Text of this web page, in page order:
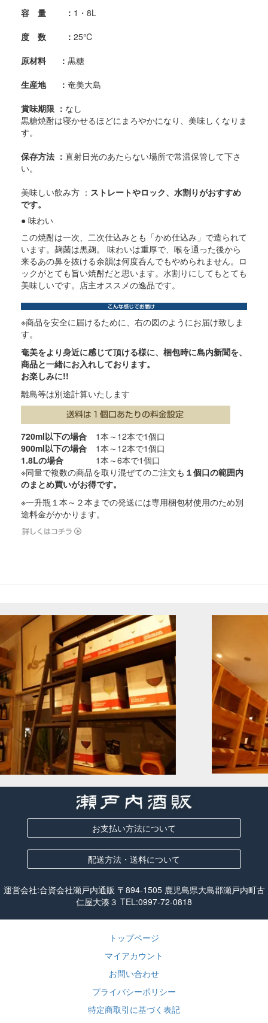
容 量 ： 1・8L
度 数 ： 25℃
原材料 ： 黒糖
生産地 ： 奄美大島
賞味期限 ： なし
黒糖焼酎は寝かせるほどにまろやかになり、美味しくなりま
す。
保存方法 ： 直射日光のあたらない場所で常温保管して下さ
い。
美味しい飲み方 ： ストレートやロック、水割りがおすすめ
です。
● 味わい
この焼酎は一次、二次仕込みとも「かめ仕込み」で造られて
います。麹菌は黒麹。 味わいは重厚で、喉を通った後から
来るあの鼻を抜ける余韻は何度呑んでもやめられません。ロ
ックがとても旨い焼酎だと思います。水割りにしてもとても
美味しいです。店主オススメの逸品です。
※商品を安全に届けるために、右の図のようにお届け致しま
す。
奄美をより身近に感じて頂ける様に、梱包時に島内新聞を、
商品と一緒にお入れしております。
お楽しみに!!
離島等は別途計算いたします
720ml以下の場合 1本～12本で1個口
900ml以下の場合 1本～12本で1個口
1.8Lの場合
1本～6本で1個口
※同量で複数の商品を取り混ぜてのご注文も １個口の範囲内
のまとめ買いがお得です。
※一升瓶１本～２本までの発送には専用梱包材使用のため別
途料金がかかります。
お支払い方法について
配送方法・送料について
運営会社:合資会社瀬戸内通販 〒894-1505 鹿児島県大島郡瀬戸内町古
仁屋大湊３ TEL:0997-72-0818
トップページ
マイアカウント
お問い合わせ
プライバシーポリシー
特定商取引に基づく表記